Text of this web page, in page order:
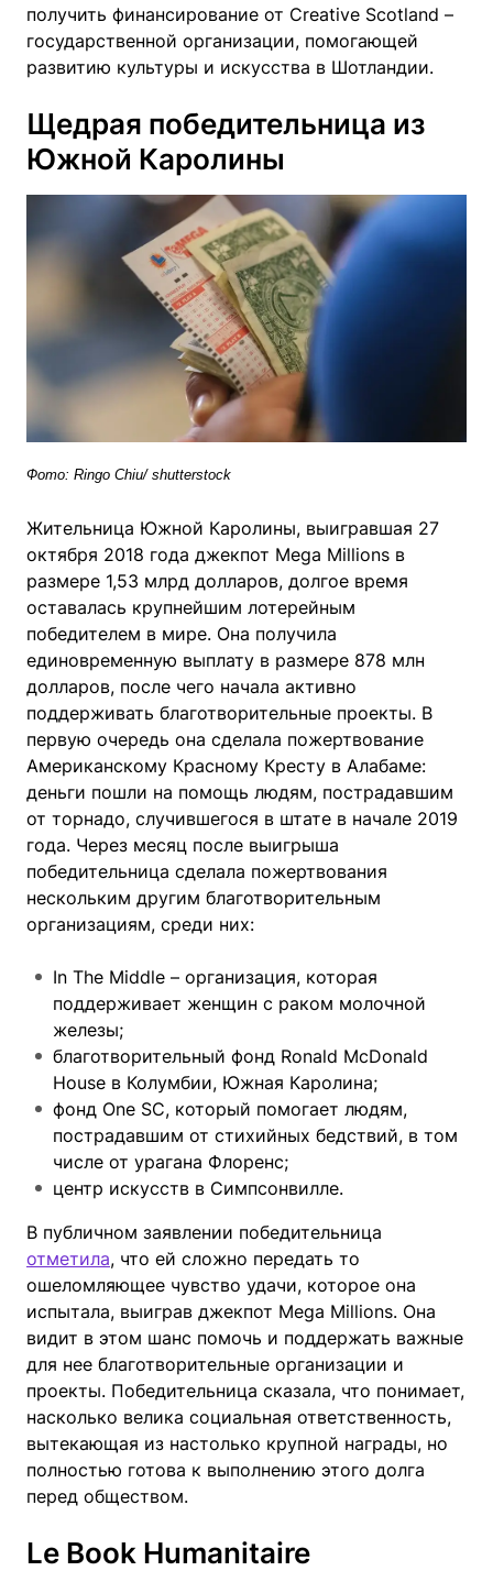
получить финансирование от Creative Scotland –
государственной организации, помогающей
развитию культуры и искусства в Шотландии.
Щедрая победительница из
Южной Каролины
Фото: Ringo Chiu/ shutterstock
Жительница Южной Каролины, выигравшая 27
октября 2018 года джекпот Mega Millions в
размере 1,53 млрд долларов, долгое время
оставалась крупнейшим лотерейным
победителем в мире. Она получила
единовременную выплату в размере 878 млн
долларов, после чего начала активно
поддерживать благотворительные проекты. В
первую очередь она сделала пожертвование
Американскому Красному Кресту в Алабаме:
деньги пошли на помощь людям, пострадавшим
от торнадо, случившегося в штате в начале 2019
года. Через месяц после выигрыша
победительница сделала пожертвования
нескольким другим благотворительным
организациям, среди них:
In The Middle – организация, которая
поддерживает женщин с раком молочной
железы;
благотворительный фонд Ronald McDonald
House в Колумбии, Южная Каролина;
фонд One SC, который помогает людям,
пострадавшим от стихийных бедствий, в том
числе от урагана Флоренс;
центр искусств в Симпсонвилле.
В публичном заявлении победительница
отметила, что ей сложно передать то
ошеломляющее чувство удачи, которое она
испытала, выиграв джекпот Mega Millions. Она
видит в этом шанс помочь и поддержать важные
для нее благотворительные организации и
проекты. Победительница сказала, что понимает,
насколько велика социальная ответственность,
вытекающая из настолько крупной награды, но
полностью готова к выполнению этого долга
перед обществом.
Le Book Humanitaire